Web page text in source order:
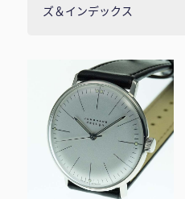
ズ＆インデックス